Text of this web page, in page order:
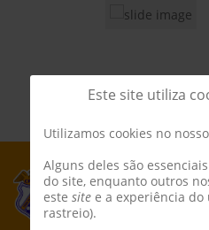
Este site utiliza
Utilizamos cookies no nosso
Alguns deles são
do site, enquanto outros
este site e a experiência
rastreio).